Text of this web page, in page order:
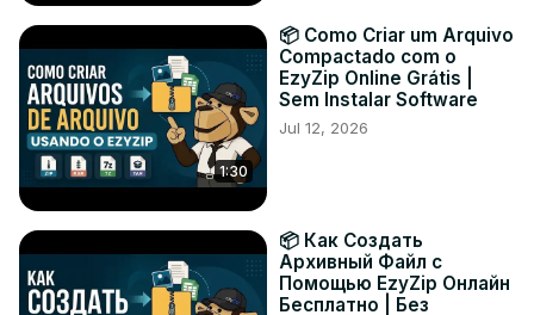
1:30
📦 Como Criar um Arquivo
Compactado com o
EzyZip Online Grátis |
Sem Instalar Software
Jul 12, 2026
📦 Как Создать
Архивный Файл с
Помощью EzyZip Онлайн
Бесплатно | Без